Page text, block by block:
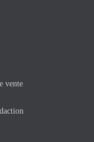
vente